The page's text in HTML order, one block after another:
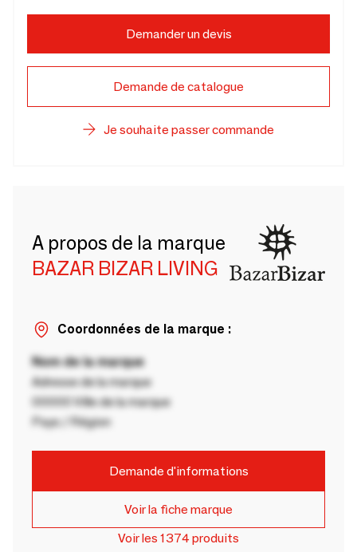
Demander un devis
Demande de catalogue
Je souhaite passer commande
A propos de la marque
BAZAR BIZAR LIVING
Coordonnées de la marque :
Nom de la marque
Adresse de la marque
00000 Ville de la marque
Pays / Région
Demande d'informations
Voir la fiche marque
Voir les 1374 produits